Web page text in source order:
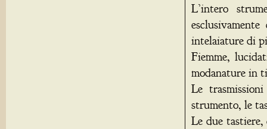
L’intero
intelaiature di
Fiemme,
modanature in
Le
strumento, le
Le due tastiere,